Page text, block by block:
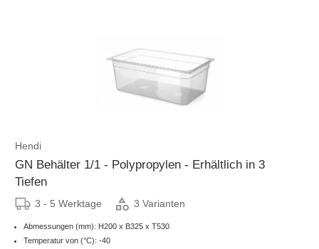
Hendi
GN Behälter 1/1 - Polypropylen - Erhältlich in 3
Tiefen
3 - 5 Werktage 3 Varianten
Abmessungen (mm): H200 x B325 x T530
Temperatur von (°C): -40